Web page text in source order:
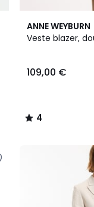
ANNE WEYBURN
Veste blazer,
109,00 €
4
/
4
/